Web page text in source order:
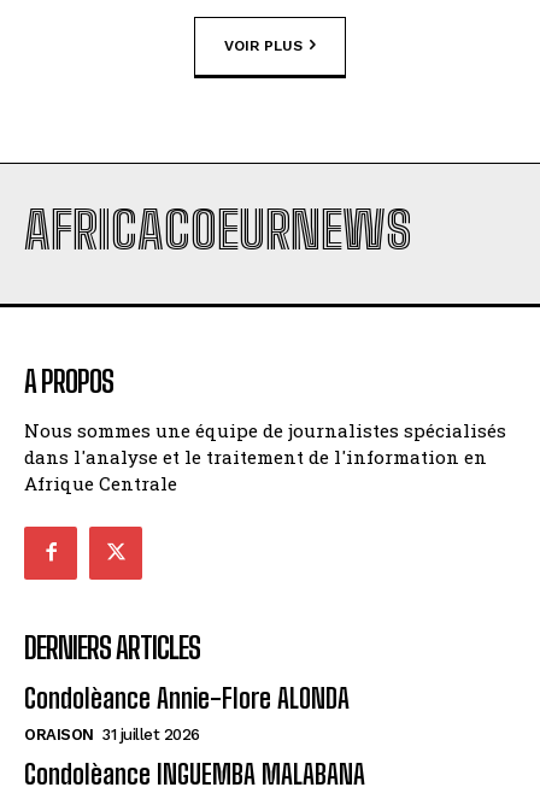
VOIR PLUS
AFRICACOEURNEWS
A PROPOS
Nous sommes une équipe de journalistes spécialisés
dans l'analyse et le traitement de l'information en
Afrique Centrale
DERNIERS ARTICLES
Condolèance Annie-Flore ALONDA
ORAISON 31 juillet 2026
Condolèance INGUEMBA MALABANA